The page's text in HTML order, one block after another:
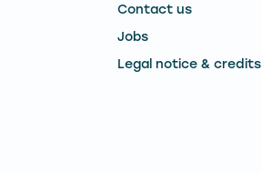
Contact us
Jobs
Legal notice & credits